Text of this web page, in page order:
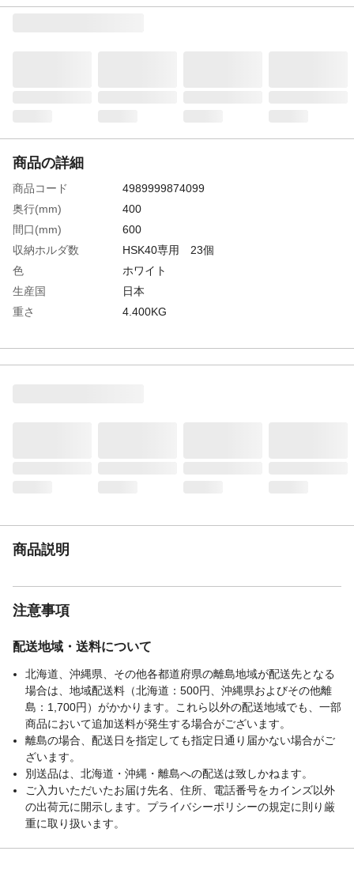
商品の詳細
商品コード
4989999874099
奥行(mm)
400
間口(mm)
600
収納ホルダ数
HSK40専用 23個
色
ホワイト
生産国
日本
重さ
4.400KG
商品説明
注意事項
配送地域・送料について
北海道、沖縄県、その他各都道府県の離島地域が配送先となる
場合は、地域配送料（北海道：500円、沖縄県およびその他離
島：1,700円）がかかります。これら以外の配送地域でも、一部
商品において追加送料が発生する場合がございます。
離島の場合、配送日を指定しても指定日通り届かない場合がご
ざいます。
別送品は、北海道・沖縄・離島への配送は致しかねます。
ご入力いただいたお届け先名、住所、電話番号をカインズ以外
の出荷元に開示します。プライバシーポリシーの規定に則り厳
重に取り扱います。